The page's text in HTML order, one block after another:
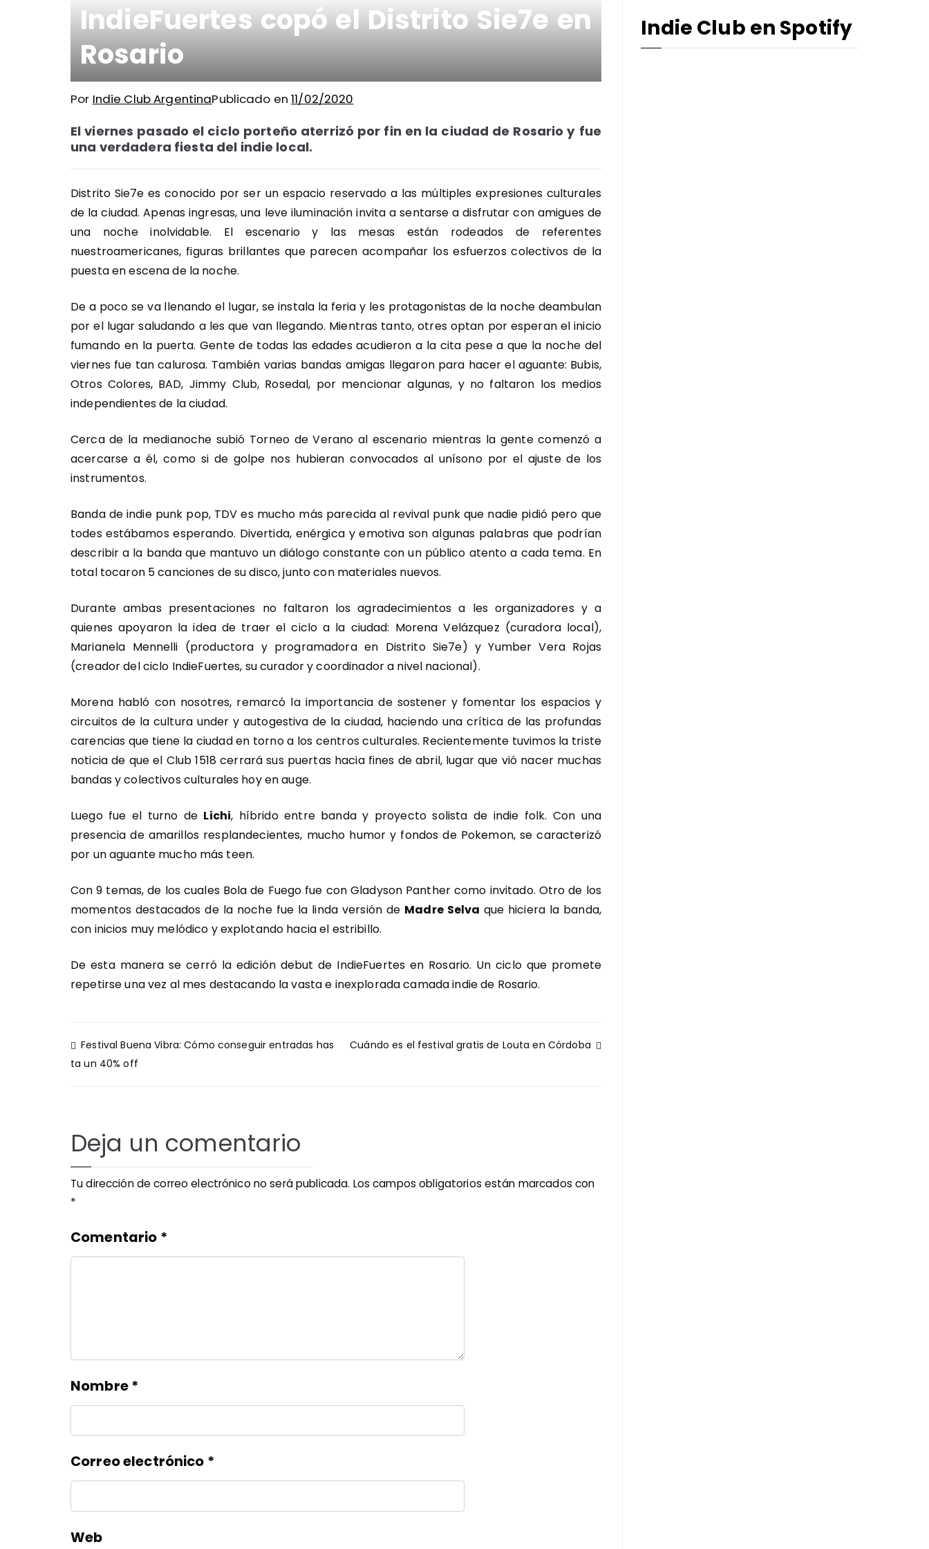
IndieFuertes copó el Distrito Sie7e en
Rosario
Por Indie Club ArgentinaPublicado en11/02/2020
El viernes pasado el ciclo porteño aterrizó por fin en la ciudad de Rosario y fue
una verdadera fiesta del indie local.
Distrito Sie7e es conocido por ser un espacio reservado a las múltiples expresiones culturales
de la ciudad. Apenas ingresas, una leve iluminación invita a sentarse a disfrutar con amigues de
una noche inolvidable. El escenario y las mesas están rodeados de referentes
nuestroamericanes, figuras brillantes que parecen acompañar los esfuerzos colectivos de la
puesta en escena de la noche.
De a poco se va llenando el lugar, se instala la feria y les protagonistas de la noche deambulan
por el lugar saludando a les que van llegando. Mientras tanto, otres optan por esperan el inicio
fumando en la puerta. Gente de todas las edades acudieron a la cita pese a que la noche del
viernes fue tan calurosa. También varias bandas amigas llegaron para hacer el aguante: Bubis,
Otros Colores, BAD, Jimmy Club, Rosedal, por mencionar algunas, y no faltaron los medios
independientes de la ciudad.
Cerca de la medianoche subió Torneo de Verano al escenario mientras la gente comenzó a
acercarse a él, como si de golpe nos hubieran convocados al unísono por el ajuste de los
instrumentos.
Banda de indie punk pop, TDV es mucho más parecida al revival punk que nadie pidió pero que
todes estábamos esperando. Divertida, enérgica y emotiva son algunas palabras que podrían
describir a la banda que mantuvo un diálogo constante con un público atento a cada tema. En
total tocaron 5 canciones de su disco, junto con materiales nuevos.
Durante ambas presentaciones no faltaron los agradecimientos a les organizadores y a
quienes apoyaron la idea de traer el ciclo a la ciudad: Morena Velázquez (curadora local),
Marianela Mennelli (productora y programadora en Distrito Sie7e) y Yumber Vera Rojas
(creador del ciclo IndieFuertes, su curador y coordinador a nivel nacional).
Morena habló con nosotres, remarcó la importancia de sostener y fomentar los espacios y
circuitos de la cultura under y autogestiva de la ciudad, haciendo una crítica de las profundas
carencias que tiene la ciudad en torno a los centros culturales. Recientemente tuvimos la triste
noticia de que el Club 1518 cerrará sus puertas hacia fines de abril, lugar que vió nacer muchas
bandas y colectivos culturales hoy en auge.
Luego fue el turno de Lichi, híbrido entre banda y proyecto solista de indie folk. Con una
presencia de amarillos resplandecientes, mucho humor y fondos de Pokemon, se caracterizó
por un aguante mucho más teen.
Con 9 temas, de los cuales Bola de Fuego fue con Gladyson Panther como invitado. Otro de los
momentos destacados de la noche fue la linda versión de Madre Selva que hiciera la banda,
con inicios muy melódico y explotando hacia el estribillo.
De esta manera se cerró la edición debut de IndieFuertes en Rosario. Un ciclo que promete
repetirse una vez al mes destacando la vasta e inexplorada camada indie de Rosario.
Navegación
de
Festival Buena Vibra: Cómo conseguir entradas has
ta un 40% off
Cuándo es el festival gratis de Louta en Córdoba
Deja un comentario
Tu dirección de correo electrónico no será publicada. Los campos obligatorios están marcados con
*
Comentario *
Nombre*
Correo electrónico *
Web
Indie Club en Spotify